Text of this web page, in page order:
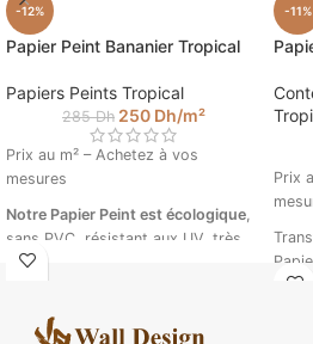
-12%
Papier Peint Bananier Tropical
Papiers Peints Tropical
285Dh 250 Dh/m²
Prix au m² – Achetez à vos
mesures
Notre Papier Peint est écologique
sans PVC, résistant aux UV, très
grande résistance à la déchirure et
éclairages.
-11%
Prix